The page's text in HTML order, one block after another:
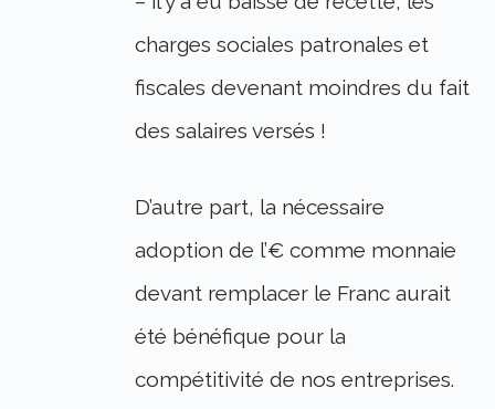
charges sociales patronales et
fiscales devenant moindres du fait
des salaires versés !
D’autre part, la nécessaire
adoption de l’€ comme monnaie
devant remplacer le Franc aurait
été bénéfique pour la
compétitivité de nos entreprises.